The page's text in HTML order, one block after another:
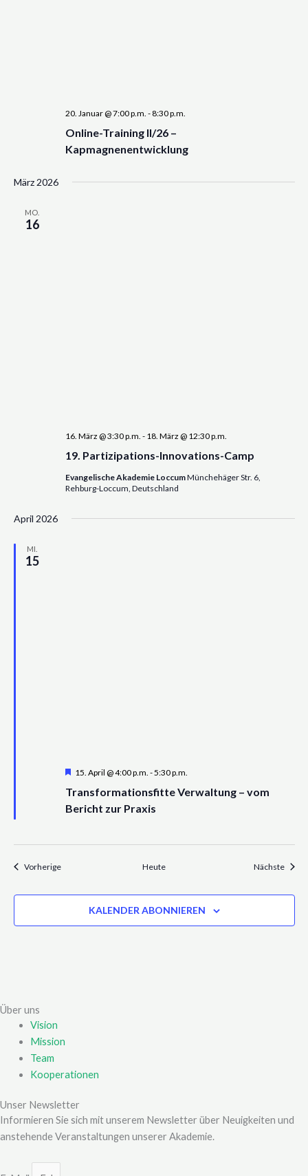
Online-Training II/26 –
Kapmagnenentwicklung
20. Januar @ 7:00 p.m. -8:30 p.m.
März 2026
MO.
16
19. Partizipations-Innovations-Camp
16. März @ 3:30 p.m. - 18. März @ 12:30 p.m.
Evangelische Akademie LoccumMünchehäger Str. 6,
Rehburg-Loccum, Deutschland
April 2026
MI.
15
Transformationsfitte Verwaltung – vom
Bericht zur Praxis
Hervorgehoben
15. April @ 4:00 p.m. -5:30 p.m.
VorherigeVeranstaltungen Heute Nächste
KALENDER ABONNIEREN
Über uns
Vision
Mission
Team
Kooperationen
Unser Newsletter
Informieren Sie sich mit unserem Newsletter über Neuigkeiten und
anstehende Veranstaltungen unserer Akademie.